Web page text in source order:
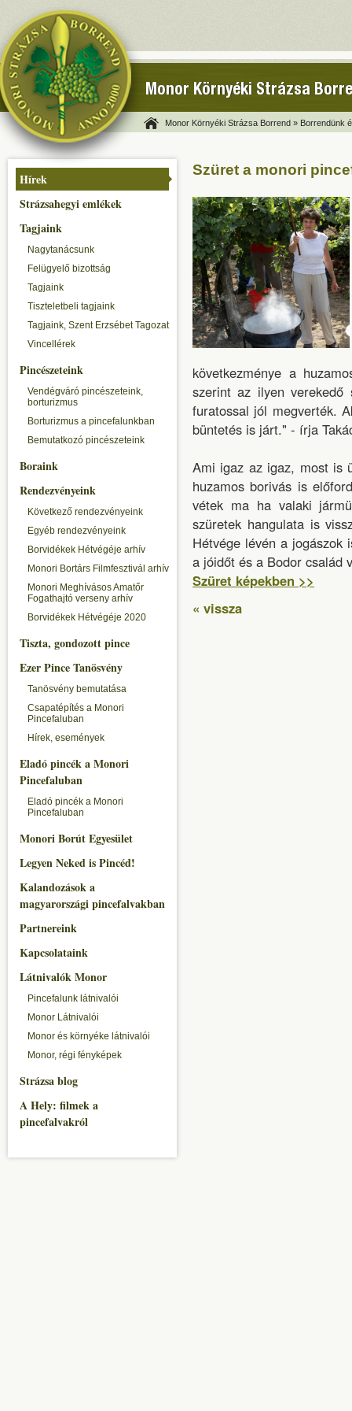
Monor Környéki Strázsa
Monor Környéki Strázsa Borrend » Borrendünk
Hírek
Strázsahegyi emlékek
Tagjaink
Nagytanácsunk
Felügyelő bizottság
Tagjaink
Tiszteletbeli tagjaink
Tagjaink, Szent Erzsébet Tagozat
Vincellérek
Pincészeteink
Vendégváró pincészeteink,
borturizmus
Borturizmus a pincefalunkban
Bemutatkozó pincészeteink
Boraink
Rendezvényeink
Következő rendezvényeink
Egyéb rendezvényeink
Borvidékek Hétvégéje arhív
Monori Bortárs Filmfesztivál arhív
Monori Meghívásos Amatőr
Fogathajtó verseny arhív
Borvidékek Hétvégéje 2020
Tiszta, gondozott pince
Ezer Pince Tanösvény
Tanösvény bemutatása
Csapatépítés a Monori
Pincefaluban
Hírek, események
Eladó pincék a Monori
Pincefaluban
Eladó pincék a Monori
Pincefaluban
Monori Borút Egyesület
Legyen Neked is Pincéd!
Kalandozások a
magyarországi pincefalvakban
Partnereink
Kapcsolataink
Látnivalók Monor
Pincefalunk látnivalói
Monor Látnivalói
Monor és környéke látnivalói
Monor, régi fényképek
Strázsa blog
A Hely: filmek a
pincefalvakról
Szüret a monori
következménye a
szerint az ilyen verekedő
furatossal jól megverték.
büntetés is járt." - írja
Ami igaz az igaz, most is
huzamos borivás is
vétek ma ha valaki
szüretek hangulata is
Hétvége lévén a jogászok
a jóidőt és a Bodor család
Szüret képekben >>
« vissza